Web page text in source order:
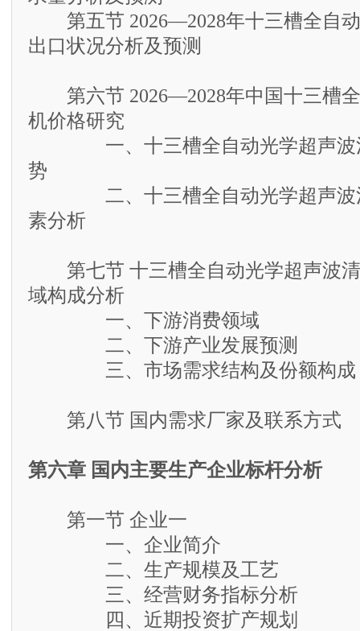
第五节 2026—2028年十三槽全自动
出口状况分析及预测
第六节 2026—2028年中国十三槽全
机价格研究
一、十三槽全自动光学超声波清
势
二、十三槽全自动光学超声波清
素分析
第七节 十三槽全自动光学超声波清
域构成分析
一、下游消费领域
二、下游产业发展预测
三、市场需求结构及份额构成
第八节 国内需求厂家及联系方式
第六章 国内主要生产企业标杆分析
第一节 企业一
一、企业简介
二、生产规模及工艺
三、经营财务指标分析
四、近期投资扩产规划